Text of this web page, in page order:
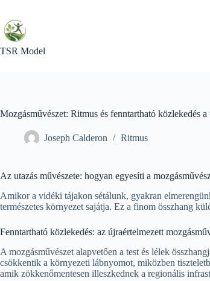
content
TSR Model
Mozgásművészet: Ritmus és fenntartható közlekedés
Joseph Calderon Ritmus
Az utazás művészete: hogyan egyesíti a
Amikor a vidéki tájakon sétálunk, gyakran
természetes környezet sajátja. Ez a finom összhang
Fenntartható közlekedés: az újraértelmezett
A mozgásművészet alapvetően a test és lélek
csökkentik a környezeti lábnyomot, miközben
amik zökkenőmentesen illeszkednek a regionális